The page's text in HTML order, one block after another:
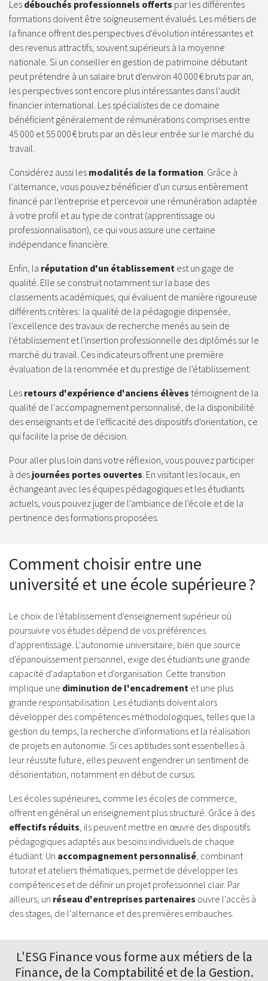
Les débouchés professionnels offerts par les différentes
formations doivent être soigneusement évalués. Les métiers de
la finance offrent des perspectives d'évolution intéressantes et
des revenus attractifs, souvent supérieurs à la moyenne
nationale. Si un conseiller en gestion de patrimoine débutant
peut prétendre à un salaire brut d'environ 40 000 € bruts par an,
les perspectives sont encore plus intéressantes dans l'audit
financier international. Les spécialistes de ce domaine
bénéficient généralement de rémunérations comprises entre
45 000 et 55 000 € bruts par an dès leur entrée sur le marché du
travail.
Considérez aussi les modalités de la formation. Grâce à
l'alternance, vous pouvez bénéficier d'un cursus entièrement
financé par l'entreprise et percevoir une rémunération adaptée
à votre profil et au type de contrat (apprentissage ou
professionnalisation), ce qui vous assure une certaine
indépendance financière.
Enfin, la réputation d'un établissement est un gage de
qualité. Elle se construit notamment sur la base des
classements académiques, qui évaluent de manière rigoureuse
différents critères : la qualité de la pédagogie dispensée,
l'excellence des travaux de recherche menés au sein de
l'établissement et l'insertion professionnelle des diplômés sur le
marché du travail. Ces indicateurs offrent une première
évaluation de la renommée et du prestige de l'établissement.
Les retours d'expérience d'anciens élèves témoignent de la
qualité de l'accompagnement personnalisé, de la disponibilité
des enseignants et de l'efficacité des dispositifs d'orientation, ce
qui facilite la prise de décision.
Pour aller plus loin dans votre réflexion, vous pouvez participer
à des journées portes ouvertes. En visitant les locaux, en
échangeant avec les équipes pédagogiques et les étudiants
actuels, vous pouvez juger de l'ambiance de l'école et de la
pertinence des formations proposées.
Comment choisir entre une
université et une école supérieure ?
Le choix de l'établissement d'enseignement supérieur où
poursuivre vos études dépend de vos préférences
d'apprentissage. L'autonomie universitaire, bien que source
d'épanouissement personnel, exige des étudiants une grande
capacité d'adaptation et d'organisation. Cette transition
implique une diminution de l'encadrement et une plus
grande responsabilisation. Les étudiants doivent alors
développer des compétences méthodologiques, telles que la
gestion du temps, la recherche d'informations et la réalisation
de projets en autonomie. Si ces aptitudes sont essentielles à
leur réussite future, elles peuvent engendrer un sentiment de
désorientation, notamment en début de cursus.
Les écoles supérieures, comme les écoles de commerce,
offrent en général un enseignement plus structuré. Grâce à des
effectifs réduits, ils peuvent mettre en œuvre des dispositifs
pédagogiques adaptés aux besoins individuels de chaque
étudiant. Un accompagnement personnalisé, combinant
tutorat et ateliers thématiques, permet de développer les
compétences et de définir un projet professionnel clair. Par
ailleurs, un réseau d'entreprises partenaires ouvre l'accès à
des stages, de l'alternance et des premières embauches.
L'ESG Finance vous forme aux métiers de la
Finance, de la Comptabilité et de la Gestion.